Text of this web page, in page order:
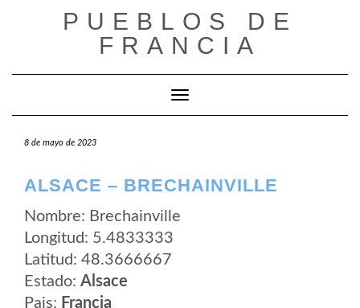
PUEBLOS DE
FRANCIA
Cambiar modo de navegación
8 de mayo de 2023
ALSACE – BRECHAINVILLE
Nombre: Brechainville
Longitud: 5.4833333
Latitud: 48.3666667
Estado: Alsace
Pais: Francia